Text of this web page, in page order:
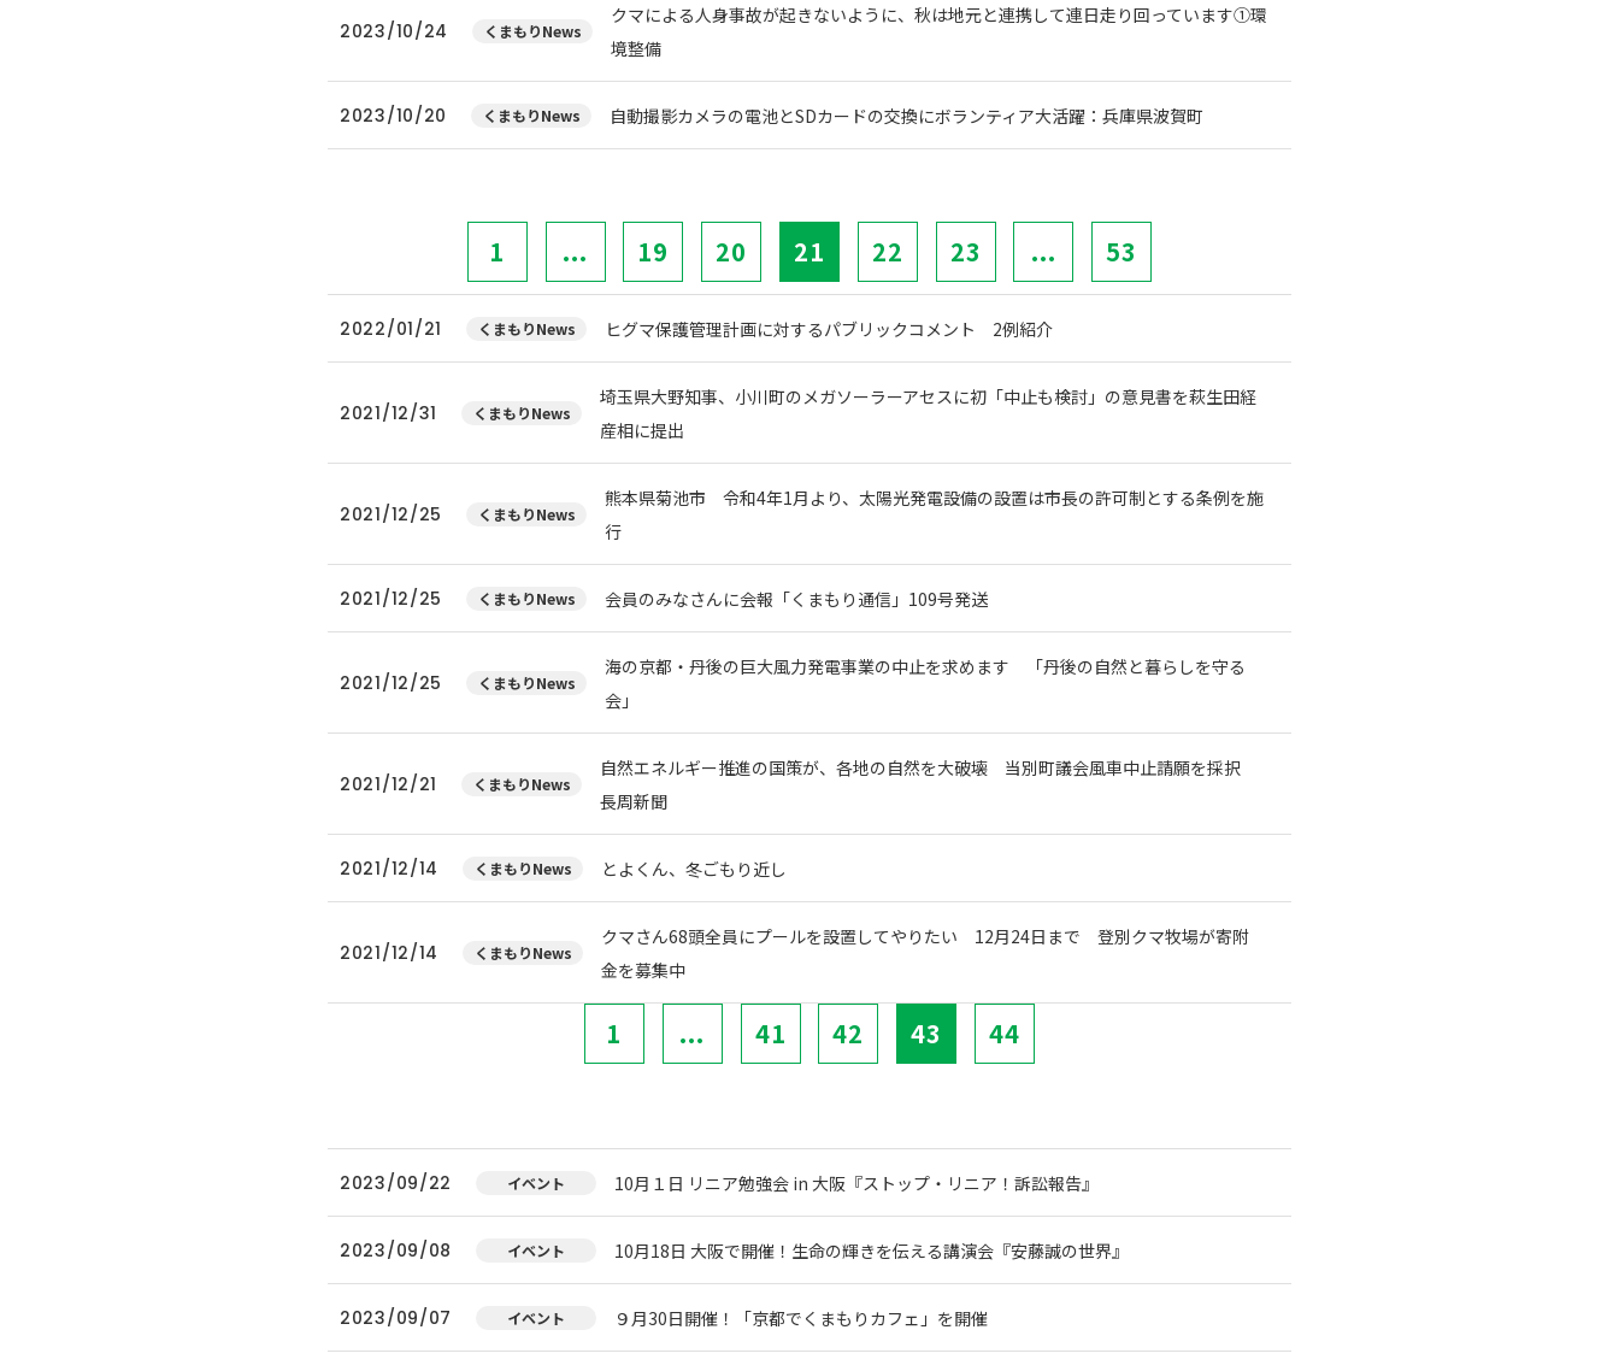
2023/10/24 くまもりNews
クマによる人身事故が起きないように、秋は地元と連携して連日走り回っています①環
境整備
2023/10/20 くまもりNews 自動撮影カメラの電池とSDカードの交換にボランティア大活躍：兵庫県波賀町
1 ... 19 20 21 22 23 ... 53
2022/01/21 くまもりNews ヒグマ保護管理計画に対するパブリックコメント 2例紹介
2021/12/31 くまもりNews
埼玉県大野知事、小川町のメガソーラーアセスに初「中止も検討」の意見書を萩生田経
産相に提出
2021/12/25 くまもりNews
熊本県菊池市 令和4年1月より、太陽光発電設備の設置は市長の許可制とする条例を施
行
2021/12/25 くまもりNews 会員のみなさんに会報「くまもり通信」109号発送
2021/12/25 くまもりNews
海の京都・丹後の巨大風力発電事業の中止を求めます 「丹後の自然と暮らしを守る
会」
2021/12/21 くまもりNews
自然エネルギー推進の国策が、各地の自然を大破壊 当別町議会風車中止請願を採択
長周新聞
2021/12/14 くまもりNews とよくん、冬ごもり近し
2021/12/14 くまもりNews
クマさん68頭全員にプールを設置してやりたい 12月24日まで 登別クマ牧場が寄附
金を募集中
1 ... 41 42 43 44
2023/09/22 イベント 10月１日 リニア勉強会 in 大阪『ストップ・リニア！訴訟報告』
2023/09/08 イベント 10月18日 大阪で開催！生命の輝きを伝える講演会『安藤誠の世界』
2023/09/07 イベント ９月30日開催！「京都でくまもりカフェ」を開催